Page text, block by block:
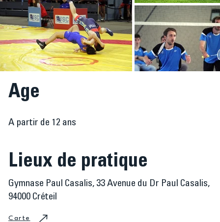
Age
A partir de 12 ans
Lieux de pratique
Gymnase Paul Casalis, 33 Avenue du Dr Paul Casalis,
94000 Créteil
Carte